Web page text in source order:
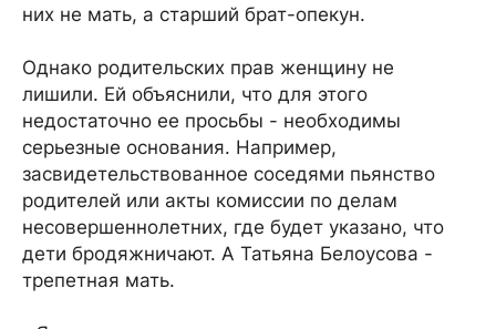
них не мать, а старший брат-опекун.
Однако родительских прав женщину не
лишили. Ей объяснили, что для этого
недостаточно ее просьбы - необходимы
серьезные основания. Например,
засвидетельствованное соседями пьянство
родителей или акты комиссии по делам
несовершеннолетних, где будет указано, что
дети бродяжничают. А Татьяна Белоусова -
трепетная мать.